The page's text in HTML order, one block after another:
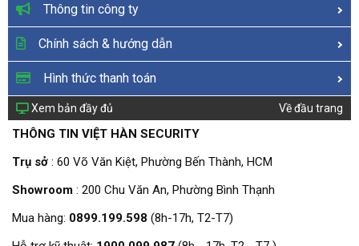
Thông tin công ty
Chính sách & hướng dẫn
Hình thức thanh toán
Xem bản đầy đủ Về đầu trang
THÔNG TIN VIỆT HÀN SECURITY
Trụ sở : 60 Võ Văn Kiệt, Phường Bến Thành, HCM
Showroom : 200 Chu Văn An, Phường Bình Thạnh
Mua hàng: 0899.199.598 (8h-17h, T2-T7)